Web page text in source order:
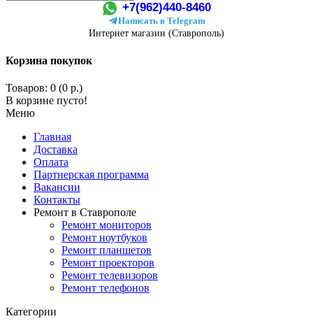
+7(962)440-8460
Написать в Telegram
Интернет магазин (Ставрополь)
Корзина покупок
Товаров: 0 (0 р.)
В корзине пусто!
Меню
Главная
Доставка
Оплата
Партнерская программа
Вакансии
Контакты
Ремонт в Ставрополе
Ремонт мониторов
Ремонт ноутбуков
Ремонт планшетов
Ремонт проекторов
Ремонт телевизоров
Ремонт телефонов
Категории